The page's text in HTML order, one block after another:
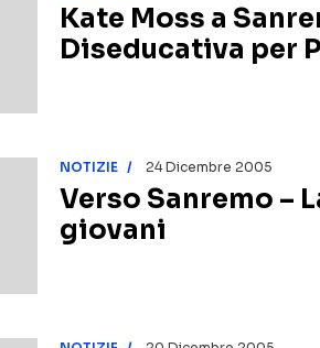
Kate Moss a
Diseducativa per
NOTIZIE 24 Dicembre 2005
Verso Sanremo –
giovani